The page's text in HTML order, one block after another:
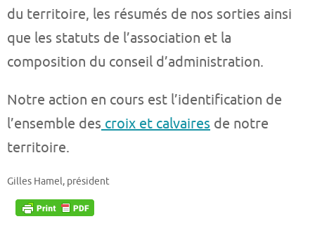
du territoire, les résumés de nos sorties ainsi
que les statuts de l’association et la
composition du conseil d’administration.
Notre action en cours est l’identification de
l’ensemble des croix et calvaires de notre
territoire.
Gilles Hamel, président